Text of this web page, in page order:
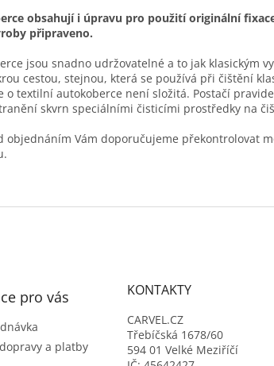
obsahují i úpravu pro použití originální
připraveno.
jsou snadno udržovatelné a to jak klasickým
cestou, stejnou, která se používá při čištění
o textilní autokoberce není složitá. Postačí
skvrn speciálními čisticími prostředky na
objednáním Vám doporučujeme překontrolovat
pro vás
a platby
KONTAKTY
CARVEL.CZ
Třebíčská 1678/60
594 01 Velké Meziříčí